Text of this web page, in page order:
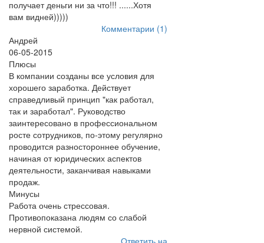
получает деньги ни за что!!! ......Хотя
вам видней)))))
Комментарии (1)
Андрей
06-05-2015
Плюсы
В компании созданы все условия для
хорошего заработка. Действует
справедливый принцип "как работал,
так и заработал". Руководство
заинтересовано в профессиональном
росте сотрудников, по-этому регулярно
проводится разностороннее обучение,
начиная от юридических аспектов
деятельности, заканчивая навыками
продаж.
Минусы
Работа очень стрессовая.
Противопоказана людям со слабой
нервной системой.
Ответить на